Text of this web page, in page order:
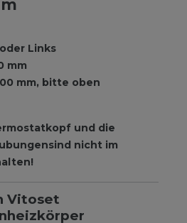
Links
mm
mm, bitte oben
und die
sind nicht im
Vitoset